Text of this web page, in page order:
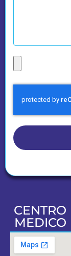
CENTRO
MEDICO